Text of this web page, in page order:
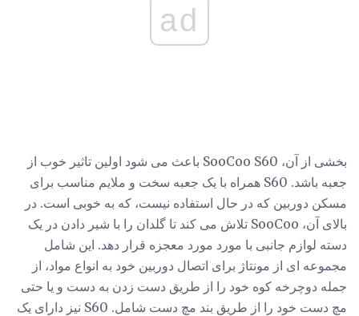
ad
بخشی از آن، SooCoo S60 باعث می شود اولین تاثیر خوب از
جعبه باشد. S60 همراه با یک جعبه سخت و ملایم مناسب برای
مسکن دوربین که در حال استفاده نیست، که به خوبی است. در
بالای آن، SooCoo تلاش می کند تا گلدان را با شیر دادن در یک
دسته لوازم جانبی با مورد مورد معجزه قرار دهد. این شامل
مجموعه ای از مونتاژ برای اتصال دوربین خود به انواع مواد، از
جمله دوچرخه کوه خود را از طریق دست زدن به دست و یا حتی
مچ دست خود را از طریق بند مچ دست شامل. S60 نیز دارای یک